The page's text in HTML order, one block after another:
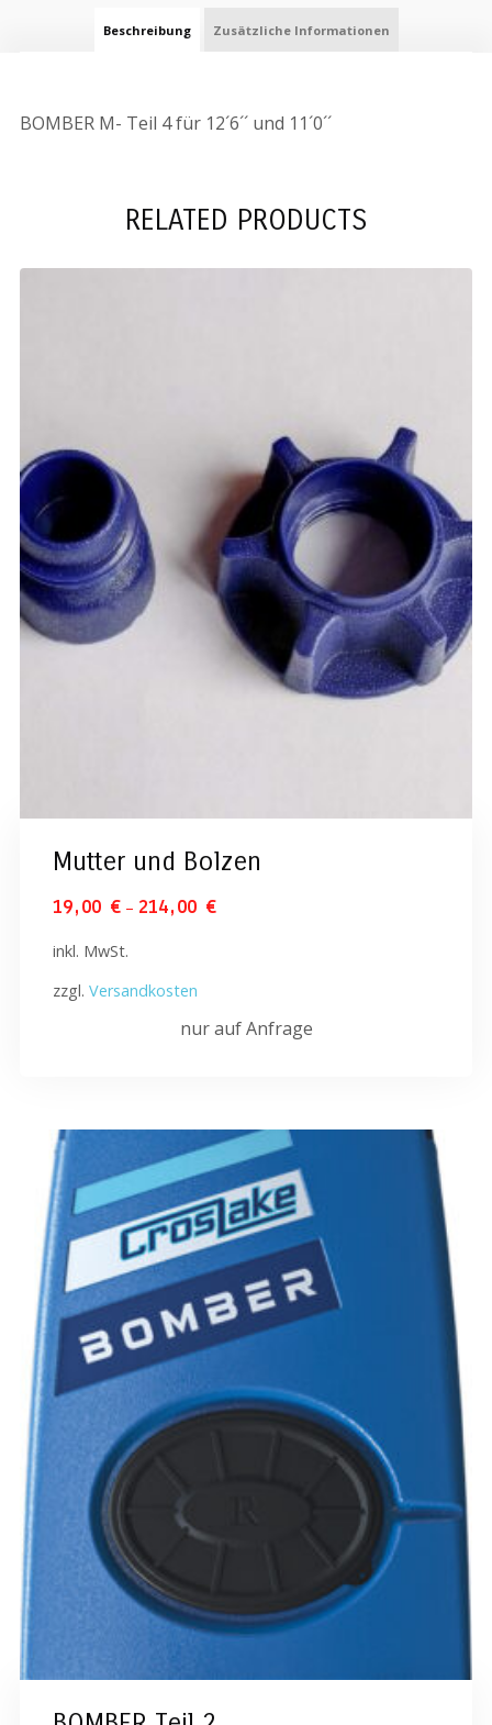
Beschreibung Zusätzliche Informationen
BOMBER M- Teil 4 für 12´6´´ und 11´0´´
RELATED PRODUCTS
Mutter und Bolzen
19,00 €– 214,00 €
inkl. MwSt.
zzgl. Versandkosten
nur auf Anfrage